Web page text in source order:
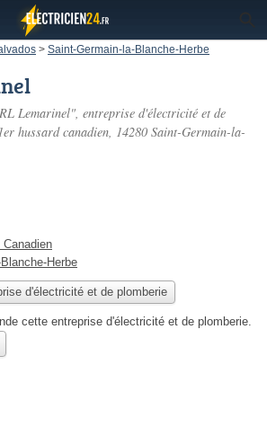
> Saint-Germain-la-Blanche-Herbe
Lemarinel", entreprise d'électricité et de
hussard canadien, 14280 Saint-Germain-la-
Herbe
d'électricité et de plomberie
cette entreprise d'électricité et de plomberie.